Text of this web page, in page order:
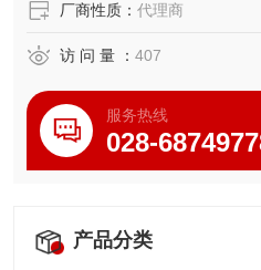
厂商性质： 代理商
访 问 量 ： 407
服务热线
028-
产品分类